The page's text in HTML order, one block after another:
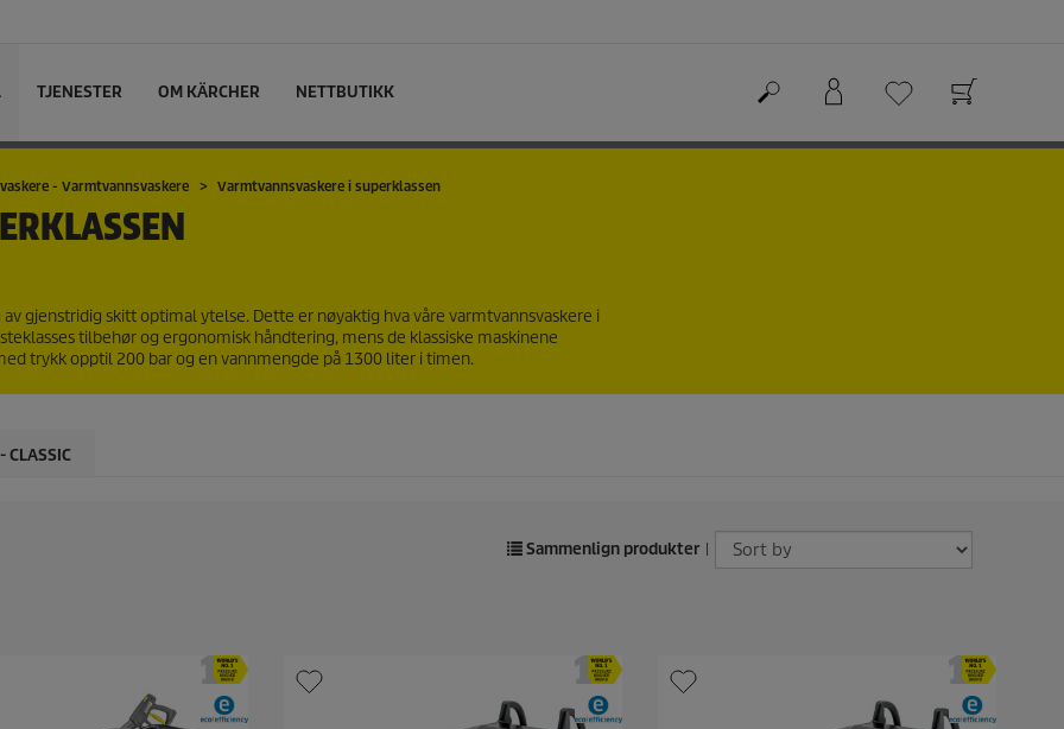
TJENESTER OM KÄRCHER NETTBUTIKK
- Varmtvannsvaskere Varmtvannsvaskere i superklassen
gjenstridig skitt optimal ytelse. Dette er nøyaktig hva våre varmtvannsvaskere i
tilbehør og ergonomisk håndtering, mens de klassiske maskinene
trykk opptil 200 bar og en vannmengde på 1300 liter i timen.
CLASSIC
Sammenlign produkter |